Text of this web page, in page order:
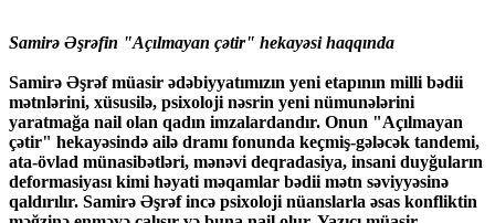
Samirə Əşrəfin "Açılmayan çətir" hekayəsi haqqında
Samirə Əşrəf müasir ədəbiyyatımızın yeni etapının milli bədii
mətnlərini, xüsusilə, psixoloji nəsrin yeni nümunələrini
yaratmağa nail olan qadın imzalardandır. Onun "Açılmayan
çətir" hekayəsində ailə dramı fonunda keçmiş-gələcək tandemi,
ata-övlad münasibətləri, mənəvi deqradasiya, insani duyğuların
deformasiyası kimi həyati məqamlar bədii mətn səviyyəsinə
qaldırılır. Samirə Əşrəf incə psixoloji nüanslarla əsas konfliktin